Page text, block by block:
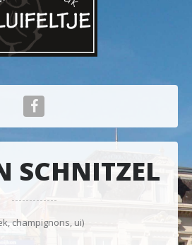
SCHNITZEL
champignons, ui)